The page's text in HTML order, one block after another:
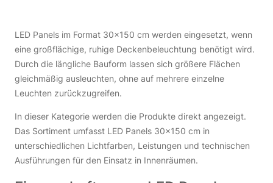
LED Panels im Format 30×150 cm werden eingesetzt, wenn
eine großflächige, ruhige Deckenbeleuchtung benötigt wird.
Durch die längliche Bauform lassen sich größere Flächen
gleichmäßig ausleuchten, ohne auf mehrere einzelne
Leuchten zurückzugreifen.
In dieser Kategorie werden die Produkte direkt angezeigt.
Das Sortiment umfasst LED Panels 30×150 cm in
unterschiedlichen Lichtfarben, Leistungen und technischen
Ausführungen für den Einsatz in Innenräumen.